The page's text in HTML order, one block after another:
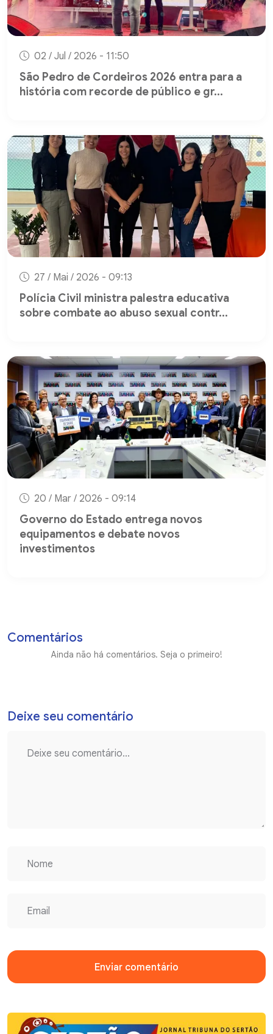
02 / Jul / 2026 - 11:50
São Pedro de Cordeiros 2026 entra para a
história com recorde de público e gr...
27 / Mai / 2026 - 09:13
Polícia Civil ministra palestra educativa
sobre combate ao abuso sexual contr...
20 / Mar / 2026 - 09:14
Governo do Estado entrega novos
equipamentos e debate novos
investimentos
Comentários
Ainda não há comentários. Seja o primeiro!
Deixe seu comentário
Enviar comentário